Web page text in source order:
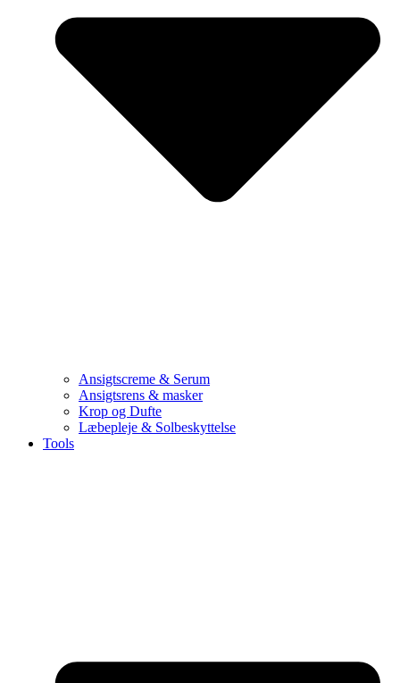
Ansigtscreme & Serum
Ansigtsrens & masker
Krop og Dufte
Læbepleje & Solbeskyttelse
Tools